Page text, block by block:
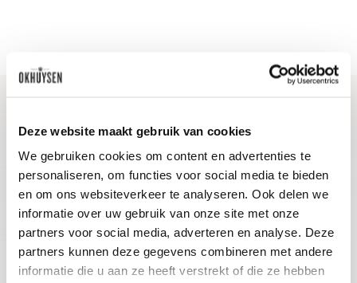
Deze website maakt gebruik van cookies
We gebruiken cookies om content en advertenties te
personaliseren, om functies voor social media te bieden
en om ons websiteverkeer te analyseren. Ook delen we
informatie over uw gebruik van onze site met onze
partners voor social media, adverteren en analyse. Deze
partners kunnen deze gegevens combineren met andere
informatie die u aan ze heeft verstrekt of die ze hebben
Blijf op de hoogte
Ontvang het laatste wijnnieuws, proeverijen en
evenementen
E-mailadres
Aanmelden